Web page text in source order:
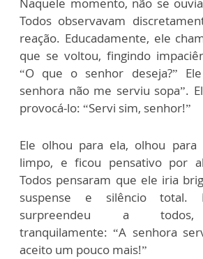
Todos observavam
reação. Educadamente, ele
que se voltou, fingindo
“O que o senhor deseja?”
senhora não me serviu sopa”.
provocá-lo: “Servi sim, senhor!”
Ele olhou para ela, olhou
limpo, e ficou pensativo por
Todos pensaram que ele iria
suspense e silêncio total.
surpreendeu a todos,
tranquilamente: “A senhora
aceito um pouco mais!”